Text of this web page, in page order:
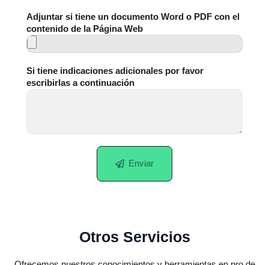
Adjuntar si tiene un documento Word o PDF con el
contenido de la Página Web
Si tiene indicaciones adicionales por favor
escribirlas a continuación
Enviar
Otros Servicios